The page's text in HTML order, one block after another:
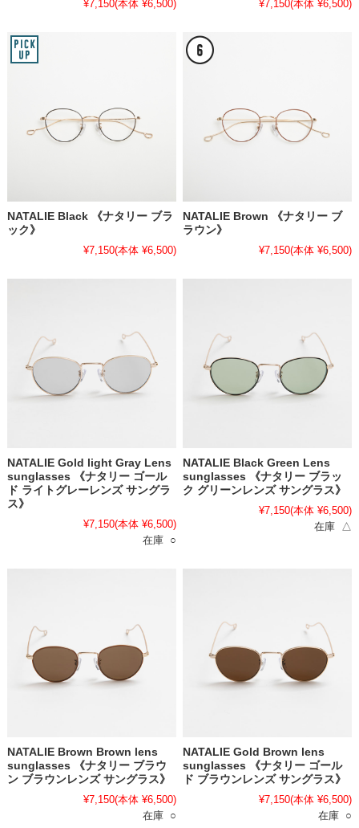
¥7,150(本体 ¥6,500) ¥7,150(本体 ¥6,500)
NATALIE Black 《ナタリー ブラ
ック》
¥7,150(本体 ¥6,500)
NATALIE Brown 《ナタリー ブ
ラウン》
¥7,150(本体 ¥6,500)
NATALIE Gold light Gray Lens
sunglasses 《ナタリー ゴール
ド ライトグレーレンズ サングラ
ス》
¥7,150(本体 ¥6,500)
在庫 ○
NATALIE Black Green Lens
sunglasses 《ナタリー ブラッ
ク グリーンレンズ サングラス》
¥7,150(本体 ¥6,500)
在庫 △
NATALIE Brown Brown lens
sunglasses 《ナタリー ブラウ
ン ブラウンレンズ サングラス》
¥7,150(本体 ¥6,500)
在庫 ○
NATALIE Gold Brown lens
sunglasses 《ナタリー ゴール
ド ブラウンレンズ サングラス》
¥7,150(本体 ¥6,500)
在庫 ○